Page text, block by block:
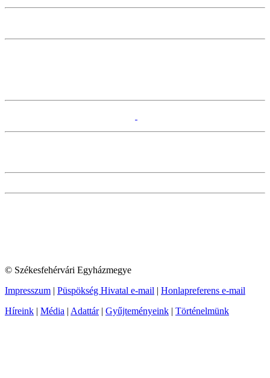
© Székesfehérvári Egyházmegye
Impresszum | Püspökség Hivatal e-mail | Honlapreferens e-mail
Híreink | Média | Adattár| Gyűjteményeink | Történelmünk